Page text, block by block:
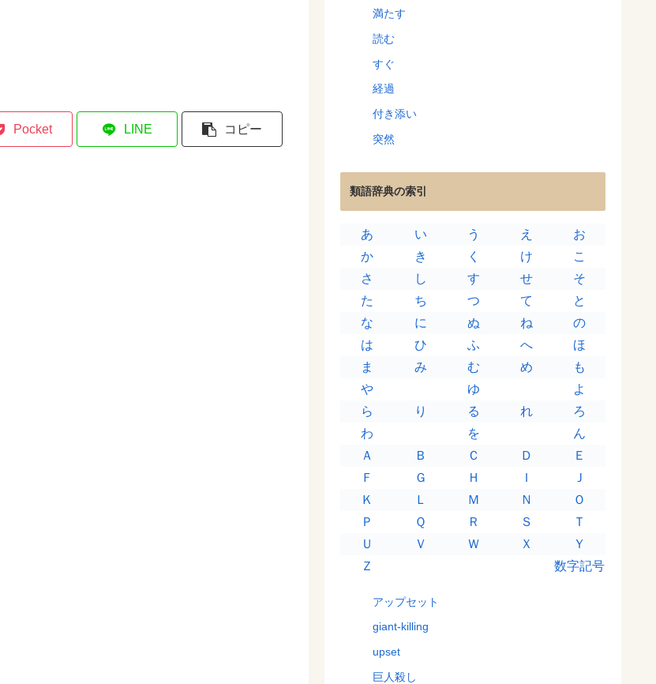
Pocket LINE コピー
満たす
読む
すぐ
経過
付き添い
突然
類語辞典の索引
あ い う え
お
か
き く け
こ
さ
し す せ
そ
た
ち つ て
と
な
に ぬ ね
の
は
ひ ふ へ
ほ
ま
み む め
も
や
ゆ
よ
ら
り る れ
ろ
わ
を
ん
Ａ
Ｂ Ｃ Ｄ
Ｅ
Ｆ
Ｇ Ｈ Ｉ
Ｊ
Ｋ
Ｌ Ｍ Ｎ
Ｏ
Ｐ
Ｑ Ｒ Ｓ
Ｔ
Ｕ
Ｖ Ｗ Ｘ
Ｙ
Ｚ
数字記号
アップセット
giant-killing
upset
巨人殺し